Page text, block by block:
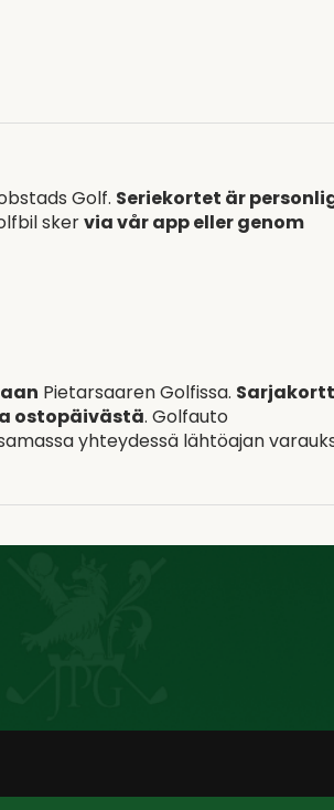
Golf. Seriekortet är
skervia vår app eller genom
Pietarsaaren Golfissa.
ostopäivästä. Golfauto
yhteydessä lähtöajan